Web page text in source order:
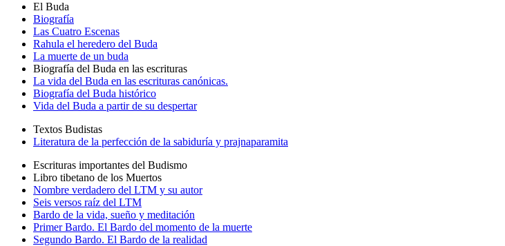
El Buda
Biografía
Las Cuatro Escenas
Rahula el heredero del Buda
La muerte de un buda
Biografía del Buda en las escrituras
La vida del Buda en las escrituras canónicas.
Biografía del Buda histórico
Vida del Buda a partir de su despertar
Textos Budistas
Literatura de la perfección de la sabiduría y prajnaparamita
Escrituras importantes del Budismo
Libro tibetano de los Muertos
Nombre verdadero del LTM y su autor
Seis versos raíz del LTM
Bardo de la vida, sueño y meditación
Primer Bardo. El Bardo del momento de la muerte
Segundo Bardo. El Bardo de la realidad